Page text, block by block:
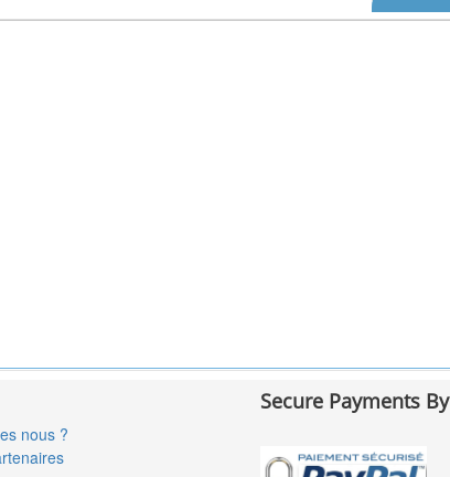
nous ?
Secure Payments By